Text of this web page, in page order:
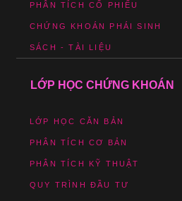
PHÂN TÍCH CỔ PHIẾU
CHỨNG KHOÁN PHÁI SINH
SÁCH - TÀI LIỆU
LỚP HỌC CHỨNG KHOÁN
LỚP HỌC CĂN BẢN
PHÂN TÍCH CƠ BẢN
PHÂN TÍCH KỸ THUẬT
QUY TRÌNH ĐẦU TƯ